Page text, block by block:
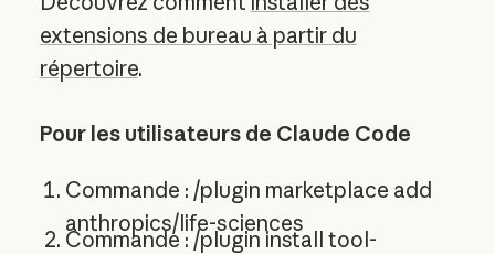
extensions de bureau à partir du
répertoire.
Pour les utilisateurs de Claude Code
Commande : /plugin marketplace add
anthropics/life-sciences
Commande : /plugin install tool-